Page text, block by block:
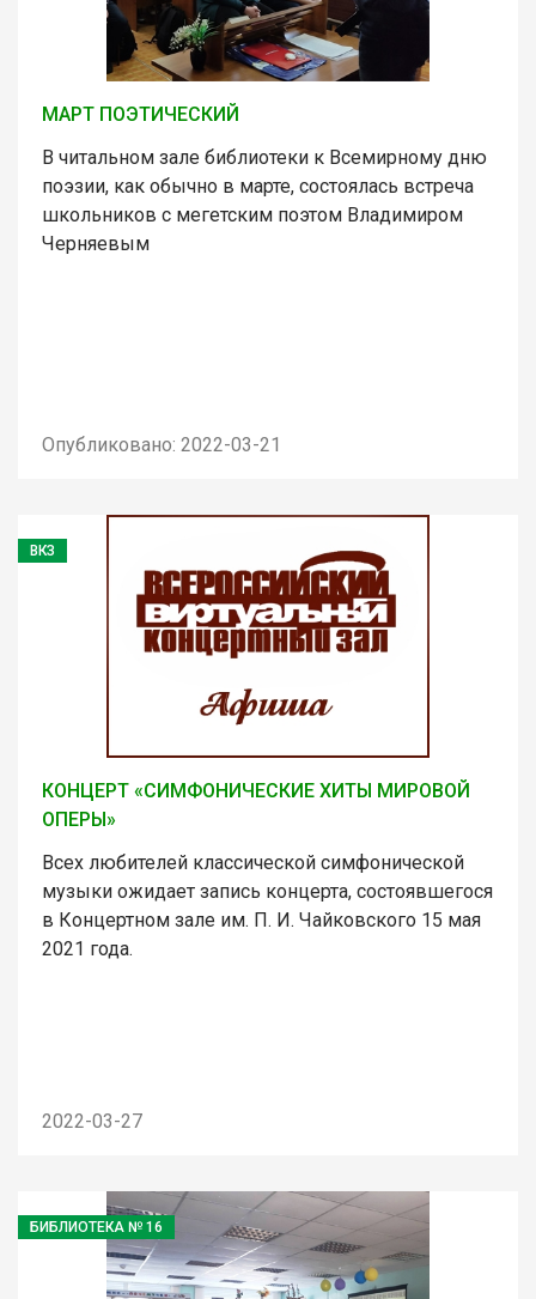
МАРТ ПОЭТИЧЕСКИЙ
В читальном зале библиотеки к Всемирному дню
поэзии, как обычно в марте, состоялась встреча
школьников с мегетским поэтом Владимиром
Черняевым
Опубликовано: 2022-03-21
ВКЗ
КОНЦЕРТ «СИМФОНИЧЕСКИЕ ХИТЫ МИРОВОЙ
ОПЕРЫ»
Всех любителей классической симфонической
музыки ожидает запись концерта, состоявшегося
в Концертном зале им. П. И. Чайковского 15 мая
2021 года.
2022-03-27
БИБЛИОТЕКА № 16